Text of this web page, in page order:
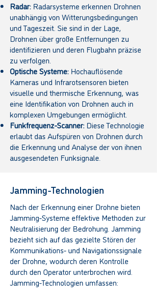
Radar: Radarsysteme erkennen Drohnen
unabhängig von Witterungsbedingungen
und Tageszeit. Sie sind in der Lage,
Drohnen über große Entfernungen zu
identifizieren und deren Flugbahn präzise
zu verfolgen.
Optische Systeme: Hochauflösende
Kameras und Infrarotsensoren bieten
visuelle und thermische Erkennung, was
eine Identifikation von Drohnen auch in
komplexen Umgebungen ermöglicht.
Funkfrequenz-Scanner: Diese Technologie
erlaubt das Aufspüren von Drohnen durch
die Erkennung und Analyse der von ihnen
ausgesendeten Funksignale.
Jamming-Technologien
Nach der Erkennung einer Drohne bieten
Jamming-Systeme effektive Methoden zur
Neutralisierung der Bedrohung. Jamming
bezieht sich auf das gezielte Stören der
Kommunikations- und Navigationssignale
der Drohne, wodurch deren Kontrolle
durch den Operator unterbrochen wird.
Jamming-Technologien umfassen: